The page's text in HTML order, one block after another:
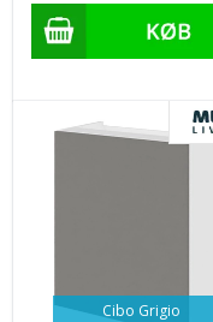
Cibo Grigio